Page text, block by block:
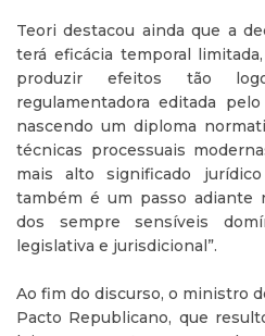
Teori destacou ainda que a
terá eficácia temporal
produzir efeitos tão
regulamentadora editada
nascendo um diploma
técnicas processuais
mais alto significado
também é um passo adiante
dos sempre sensíveis
legislativa e jurisdicional”.
Ao fim do discurso, o ministro
Pacto Republicano, que